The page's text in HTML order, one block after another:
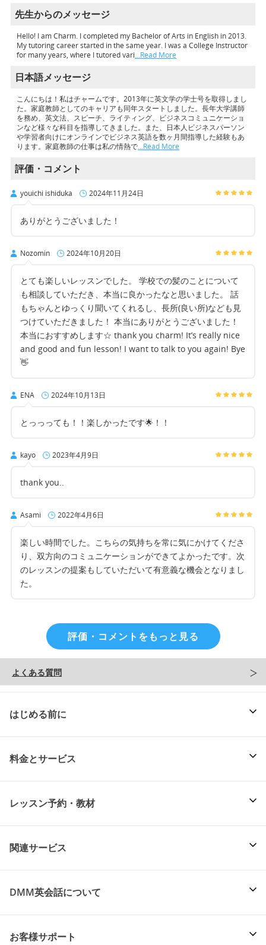
先生からのメッセージ
Hello! I am Charm. I completed my Bachelor of Arts in English in 2013.
My tutoring career started in the same year. I was a College Instructor
for many years, where I tutored vari…Read More
日本語メッセージ
こんにちは！私はチャームです。2013年に英文学の学士号を取得しまし
た。家庭教師としてのキャリアも同年スタートしました。長年大学講師
を務め、英文法、スピーチ、ライティング、ビジネスコミュニケーショ
ンなど様々な科目を指導してきました。また、日本人ビジネスパーソン
や学習者向けにオンラインでビジネス英語を数ヶ月間指導した経験もあ
ります。家庭教師の仕事は私の情熱で…Read More
評価・コメント
youichi ishiduka 2024年11月24日
ありがとうございました！
Nozomin 2024年10月20日
とても楽しいレッスンでした。 学校での髪のことについて
も相談していただき、本当に良かったなと思いました。 話
もちゃんとゆっくり聞いてくれるし、長所(良い所)なども見
つけていただきました！ 本当にありがとうございました！
本当におすすめします☆ thank you charm! It’s really nice
and good and fun lesson! I want to talk to you again! Bye
👋
ENA 2024年10月13日
とっっっても！！楽しかったです🌟！！
kayo 2023年4月9日
thank you..
Asami 2022年4月6日
楽しい時間でした。こちらの気持ちを常に気にかけてくださ
り、双方向のコミュニケーションができてよかったです。次
のレッスンの提案もしていただいて有意義な機会となりまし
た。
評価・コメントをもっと見る
よくある質問
はじめる前に
料金とサービス
レッスン予約・教材
関連サービス
DMM英会話について
お客様サポート